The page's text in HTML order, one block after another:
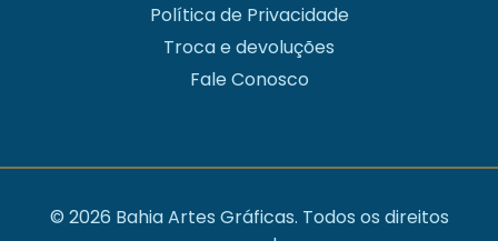
Política de Privacidade
Troca e devoluções
Fale Conosco
© 2026 Bahia Artes Gráficas. Todos os direitos